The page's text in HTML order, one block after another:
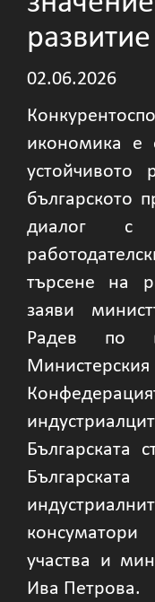
02.06.2026
икономика е
устойчивото
българското
диалог с
търсене на
заяви
Радев по
Министерския
Българската
участва и
Ива Петрова.